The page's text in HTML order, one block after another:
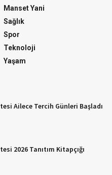
Manset Yani
Sağlık
Spor
Teknoloji
Yaşam
Ailece Tercih Günleri Başladı
2026 Tanıtım Kitapçığı